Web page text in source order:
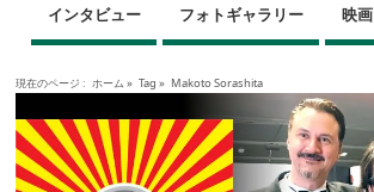
インタビュー フォトギャラリー 映画
現在のページ : ホーム » Tag » Makoto Sorashita